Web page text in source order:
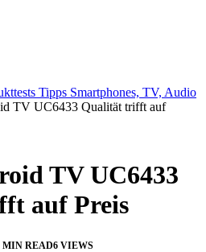
TV UC6433 Qualität trifft auf
TV UC6433
auf Preis
MIN READ6 VIEWS